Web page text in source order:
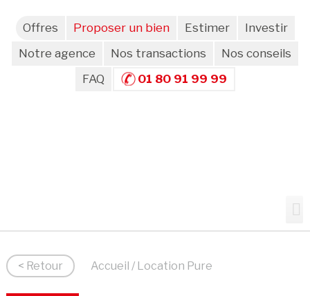
Offres Proposer un bien Estimer
Investir
Notre agence
Nos transactions
Nos conseils
FAQ
01 80 91 99 99
< Retour Accueil / Location Pure